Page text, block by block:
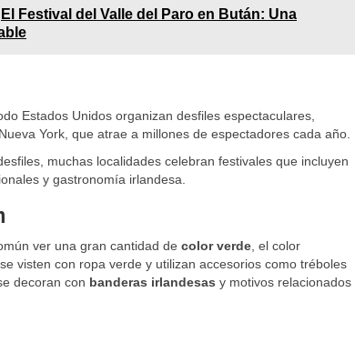
El Festival del Valle del Paro en Bután: Una
Estados Unidos organizan desfiles espectaculares,
York, que atrae a millones de espectadores cada año.
muchas localidades celebran festivales que incluyen
y gastronomía irlandesa.
ver una gran cantidad de color verde , el color
visten con ropa verde y utilizan accesorios como tréboles
decoran con banderas irlandesas y motivos relacionados